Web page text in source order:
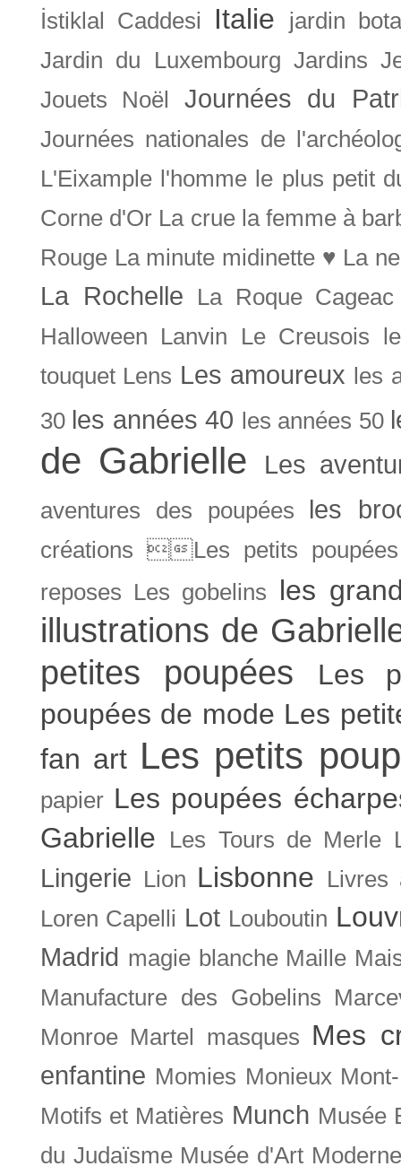
İstiklal Caddesi Italie
jardin
Jardin du Luxembourg Jardins
Jouets Noël
Journées du
Journées nationales de
L'Eixample l'homme le plus petit
Corne d'Or La crue la femme à
Rouge La minute midinette ♥ La
La Rochelle
La Roque Cageac
Halloween
Lanvin Le Creusois
touquet Lens Les amoureux les
30 les années 40 les années 50
de Gabrielle Les
aventures des poupées les
créations Les petits
reposes Les gobelins les
illustrations de
petites poupées
Les
poupées de mode Les
fan art Les petits
papier Les poupées
Gabrielle
Les Tours de Merle
Lingerie Lion Lisbonne
Livres
Loren Capelli Lot Louboutin
Madrid magie blanche Maille
Manufacture des Gobelins
Monroe Martel masques Mes
enfantine Momies Monieux
Motifs et Matières Munch Musée
du Judaïsme Musée d'Art